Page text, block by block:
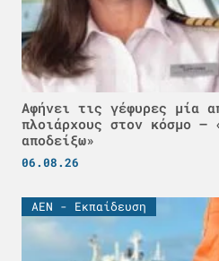
Αφήνει τις γέφυρες μία
πλοιάρχους στον κόσμο –
αποδείξω»
06.08.26
ΑΕΝ - Εκπαίδευση